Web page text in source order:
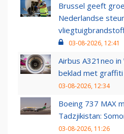
Brussel geeft
Nederlandse
03-08-2026, 12:41
Airbus A321neo
beklad met graffiti
03-08-2026, 12:34
Boeing 737 MAX
Tadzjikistan:
03-08-2026, 11:26